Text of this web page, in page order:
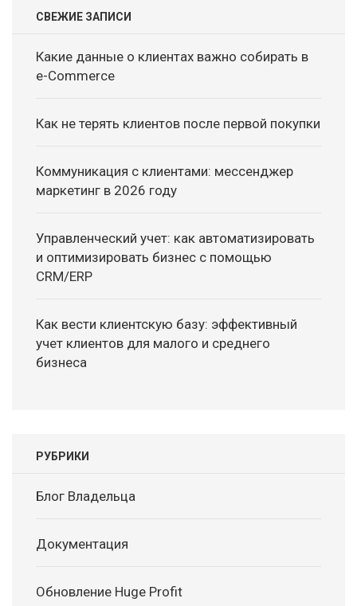
СВЕЖИЕ ЗАПИСИ
Какие данные о клиентах важно собирать в
e-Commerce
Как не терять клиентов после первой покупки
Коммуникация с клиентами: мессенджер
маркетинг в 2026 году
Управленческий учет: как автоматизировать
и оптимизировать бизнес с помощью
CRM/ERP
Как вести клиентскую базу: эффективный
учет клиентов для малого и среднего
бизнеса
РУБРИКИ
Блог Владельца
Документация
Обновление Huge Profit